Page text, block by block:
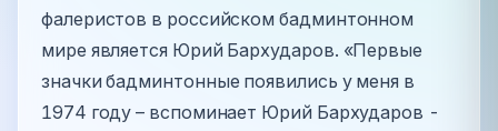
фалеристов в российском бадминтонном
мире является Юрий Бархударов. «Первые
значки бадминтонные появились у меня в
1974 году – вспоминает Юрий Бархударов -